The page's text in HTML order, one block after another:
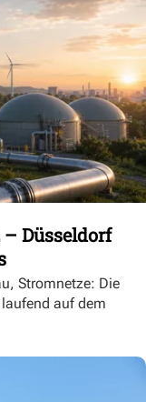
Düsseldorf
Stromnetze: Die
auf dem